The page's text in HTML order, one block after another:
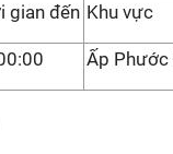
gian đến Khu vực
Ấp Phước